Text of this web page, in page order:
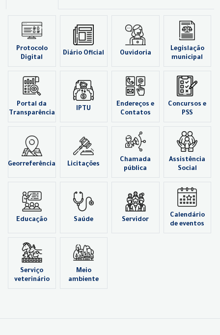
Protocolo
Digital
Diário Oficial Ouvidoria
Legislação
municipal
Portal da
Transparência
IPTU
Endereços e
Contatos
Concursos e
PSS
Georreferência Licitações
Chamada
pública
Assistência
Social
Educação Saúde Servidor
Calendário
de eventos
Serviço
veterinário
Meio
ambiente